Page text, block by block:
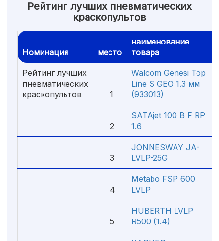
Рейтинг лучших пневматических
краскопультов
Номинация место
наименование
товара
Рейтинг лучших
пневматических
краскопультов
1
Walcom Genesi Top
Line S GEO 1.3 мм
(933013)
2
SATAjet 100 B F RP
1.6
3
JONNESWAY JA-
LVLP-25G
4
Metabo FSP 600
LVLP
5
HUBERTH LVLP
R500 (1.4)